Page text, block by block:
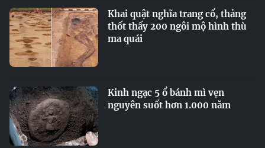
Khai quật nghĩa trang cổ, thảng
thốt thấy 200 ngôi mộ hình thù
ma quái
Kinh ngạc 5 ổ bánh mì vẹn
nguyên suốt hơn 1.000 năm